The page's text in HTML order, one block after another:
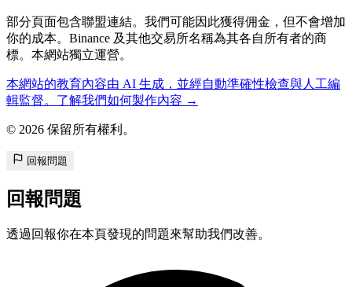
部分頁面包含聯盟連結。我們可能因此獲得佣金，但不會增加
你的成本。Binance 及其他交易所名稱為其各自所有者的商
標。本網站獨立運營。
本網站的教育內容由 AI 生成，並經自動準確性檢查與人工編
輯監督。了解我們如何製作內容 →
© 2026 保留所有權利。
回報問題
回報問題
透過回報你在本頁發現的問題來幫助我們改善。